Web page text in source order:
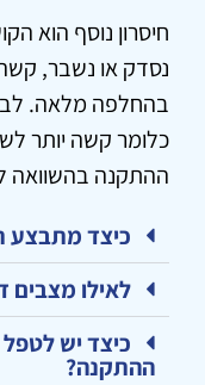
חיסרון נוסף הוא
נסדק או נשבר, קשה
בהחלפה מלאה.
כלומר קשה יותר
ההתקנה בהשוואה
כיצד מתבצע
לאילו מצבים
כיצד יש לטפל
ההתקנה?